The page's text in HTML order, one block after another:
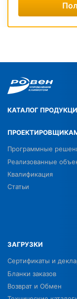
КАТАЛОГ
Программные
Реализованные
Квалификация
Статьи
ЗАГРУЗКИ
Сертификаты и
Бланки заказов
Возврат и Обмен